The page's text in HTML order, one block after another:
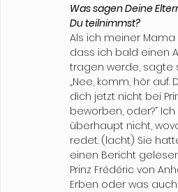
Was sagen Deine
Du teilnimmst?
Als ich meiner
dass ich bald einen
tragen werde, sagte
„Nee, komm, hör auf.
dich jetzt nicht bei
beworben, oder?“
überhaupt nicht,
redet. (lacht) Sie
einen Bericht
Prinz Frédéric von
Erben oder was